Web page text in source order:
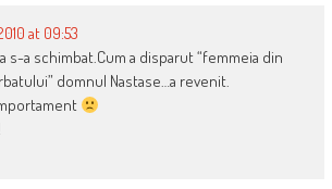
at 09:53
s-a schimbat.Cum a disparut “femmeia din
domnul Nastase…a revenit.